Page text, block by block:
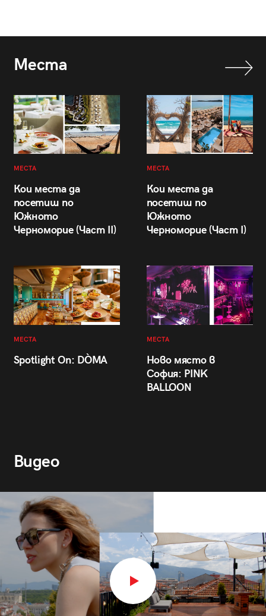
Места
МЕСТА
Кои места да
посетиш по
Южното
Черноморие (Част II)
МЕСТА
Кои места да
посетиш по
Южното
Черноморие (Част I)
МЕСТА
Spotlight On: DÒMA
МЕСТА
Ново място в
София: PINK
BALLOON
Видео